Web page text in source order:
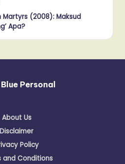
Martyrs (2008): Maksud
Apa?
Personal
About Us
Disclaimer
Policy
and Conditions